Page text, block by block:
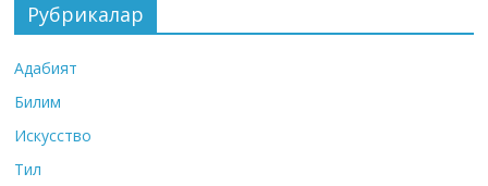
Рубрикалар
Адабият
Билим
Искусство
Тил